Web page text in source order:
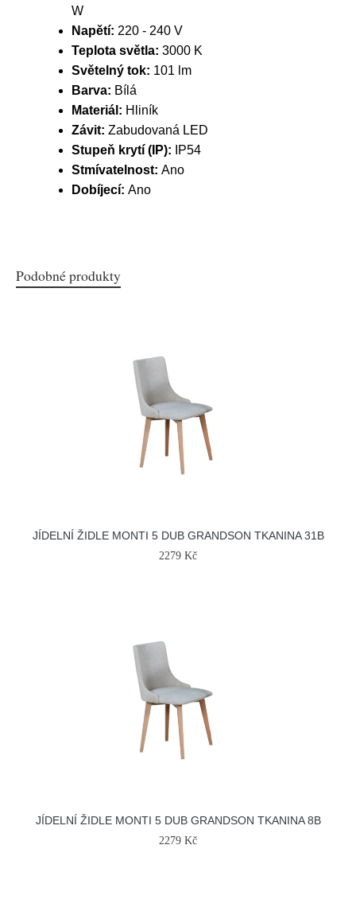
W
Napětí: 220 - 240 V
Teplota světla: 3000 K
Světelný tok: 101 lm
Barva: Bílá
Materiál: Hliník
Závit: Zabudovaná LED
Stupeň krytí (IP):
IP54
Stmívatelnost: Ano
Dobíjecí: Ano
Podobné produkty
JÍDELNÍ ŽIDLE MONTI 5 DUB GRANDSON TKANINA 31B
2279 Kč
JÍDELNÍ ŽIDLE MONTI 5 DUB GRANDSON TKANINA 8B
2279 Kč